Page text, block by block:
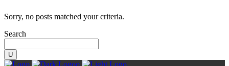
Sorry, no posts matched your criteria.
Search